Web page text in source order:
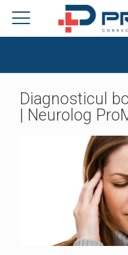
Diagnosticul
| Neurolog